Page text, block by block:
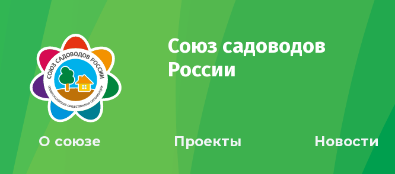
Союз садоводов
России
О союзе Проекты Новости